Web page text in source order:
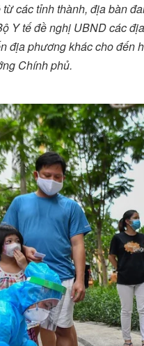
các tỉnh thành, địa bàn
Y tế đề nghị UBND các
địa phương khác cho đến
Chính phủ.